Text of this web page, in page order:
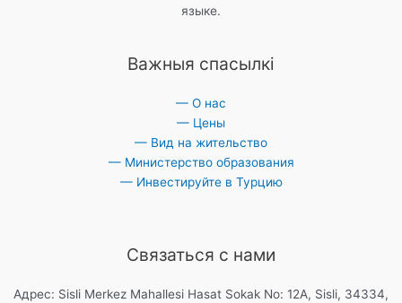
языке.
Важныя спасылкі
— О нас
— Цены
— Вид на жительство
— Министерство образования
— Инвестируйте в Турцию
Связаться с нами
Адрес: Sisli Merkez Mahallesi Hasat Sokak No: 12A, Sisli, 34334,